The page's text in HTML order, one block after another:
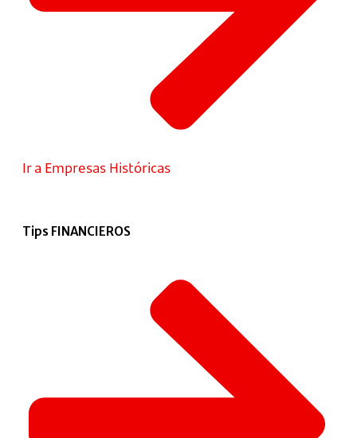
Ir a Empresas Históricas
Tips FINANCIEROS